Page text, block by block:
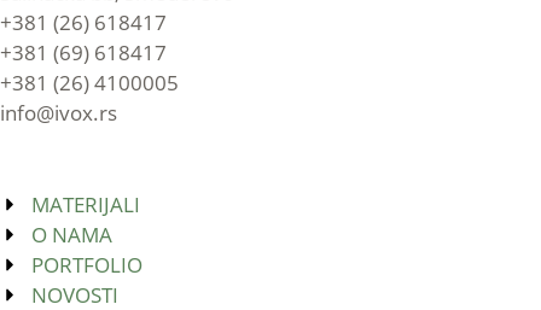
+381 (26) 618417
+381 (69) 618417
+381 (26) 4100005
info@ivox.rs
MATERIJALI
O NAMA
PORTFOLIO
NOVOSTI